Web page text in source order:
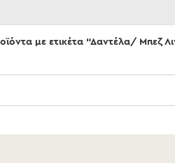
με ετικέτα “Δαντέλα/ Μπεζ